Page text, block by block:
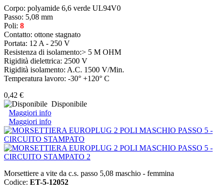
Corpo: polyamide 6,6 verde UL94V0
Passo: 5,08 mm
Poli: 8
Contatto: ottone stagnato
Portata: 12 A - 250 V
Resistenza di isolamento:> 5 M OHM
Rigidità dielettrica: 2500 V
Rigidità isolamento: A.C. 1500 V/Min.
Temperatura lavoro: -30° +120° C
0,42 €
Disponibile
Maggiori info
Maggiori info
Morsettiere a vite da c.s. passo 5,08 maschio - femmina
Codice: ET-5-12052